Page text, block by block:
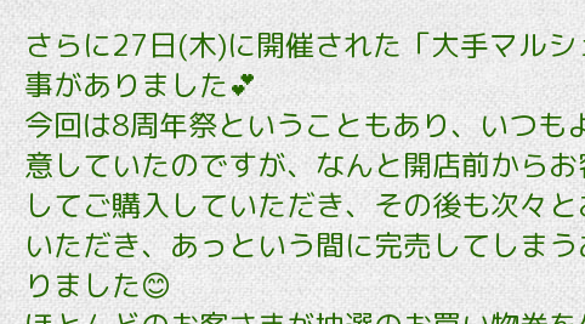
さらに27日(木)に開催された「大手マル
事がありました💕
今回は8周年祭ということもあり、いつも
意していたのですが、なんと開店前から
してご購入していただき、その後も次々
いただき、あっという間に完売してしま
りました😊